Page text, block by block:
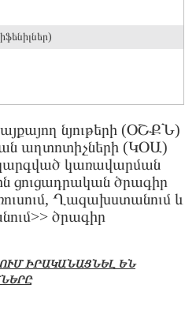
նյութերի (ՕՇՔՆ)
աղտոտիչների (ԿՕԱ)
կառավարման
ցուցադրական ծրագիր
Ղազախստանում և
ծրագիր
ԻՐԱԿԱՆԱՑՆԵԼ ԵՆ